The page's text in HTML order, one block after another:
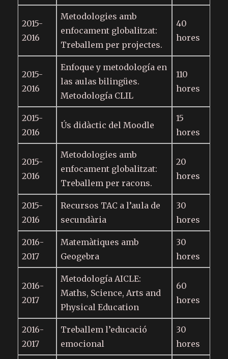
2015-
2016
Metodologies amb
enfocament globalitzat:
Treballem per projectes.
40
hores
2015-
2016
Enfoque y metodología en
las aulas bilingües.
Metodología CLIL
110
hores
2015-
2016
Ús didàctic del Moodle
15
hores
2015-
2016
Metodologies amb
enfocament globalitzat:
Treballem per racons.
20
hores
2015-
2016
Recursos TAC a l’aula de
secundària
30
hores
2016-
2017
Matemàtiques amb
Geogebra
30
hores
2016-
2017
Metodología AICLE:
Maths, Science, Arts and
Physical Education
60
hores
2016-
2017
Treballem l’educació
emocional
30
hores